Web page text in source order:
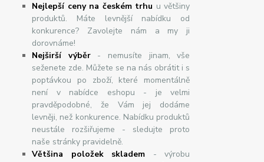
Nejlepší ceny na českém trhu u většiny
produktů. Máte levnější nabídku od
konkurence? Zavolejte nám a my ji
dorovnáme!
Nejširšívýběr- nemusíte jinam, vše
seženete zde. Můžete se na nás obrátit i s
poptávkou po zboží, které momentálně
není v nabídce eshopu - je velmi
pravděpodobné, že Vám jej dodáme
levněji, než konkurence. Nabídku produktů
neustále rozšiřujeme - sledujte proto
naše stránky pravidelně.
Většina položek skladem - výrobu